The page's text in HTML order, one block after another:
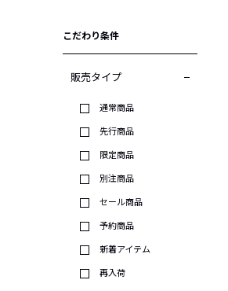
こだわり条件
販売タイプ
通常商品
先行商品
限定商品
別注商品
セール商品
予約商品
新着アイテム
再入荷